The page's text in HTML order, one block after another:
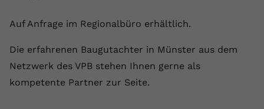
Auf Anfrage im Regionalbüro erhältlich.
Die erfahrenen Baugutachter in Münster aus dem
Netzwerk des VPB stehen Ihnen gerne als
kompetente Partner zur Seite.